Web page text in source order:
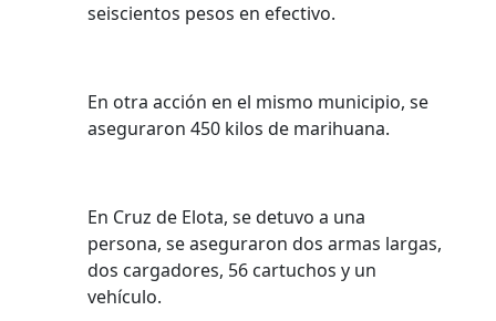
seiscientos pesos en efectivo.
En otra acción en el mismo municipio, se
aseguraron 450 kilos de marihuana.
En Cruz de Elota, se detuvo a una
persona, se aseguraron dos armas largas,
dos cargadores, 56 cartuchos y un
vehículo.